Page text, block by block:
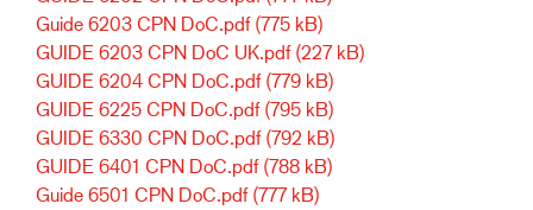
Guide 6203 CPN DoC.pdf (775 kB)
GUIDE 6203 CPN DoC UK.pdf (227 kB)
GUIDE 6204 CPN DoC.pdf (779 kB)
GUIDE 6225 CPN DoC.pdf (795 kB)
GUIDE 6330 CPN DoC.pdf (792 kB)
GUIDE 6401 CPN DoC.pdf (788 kB)
Guide 6501 CPN DoC.pdf (777 kB)